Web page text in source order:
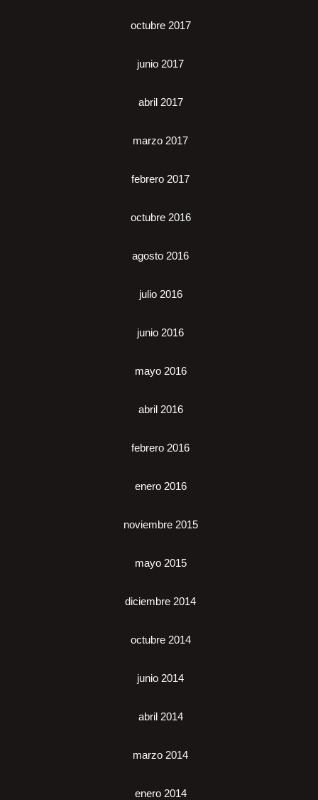
octubre 2017
junio 2017
abril 2017
marzo 2017
febrero 2017
octubre 2016
agosto 2016
julio 2016
junio 2016
mayo 2016
abril 2016
febrero 2016
enero 2016
noviembre 2015
mayo 2015
diciembre 2014
octubre 2014
junio 2014
abril 2014
marzo 2014
enero 2014